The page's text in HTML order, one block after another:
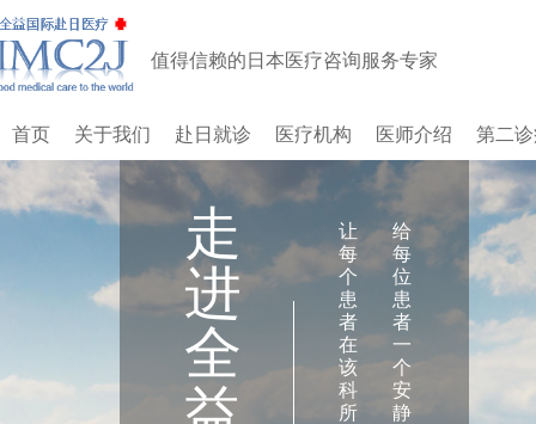
首页 关于我们 赴日就诊 医疗机构 医师介绍 第二
值得信赖的日本医疗咨询服务专家
走
进
全
给
每
位
患
者
一
个
安
静
让
每
个
患
者
在
该
科
所